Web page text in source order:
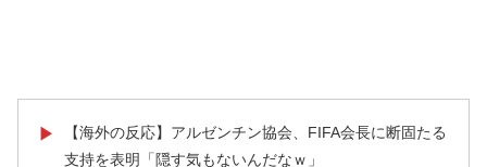
▶
【海外の反応】アルゼンチン協会、FIFA会長に断固たる
支持を表明「隠す気もないんだなｗ」